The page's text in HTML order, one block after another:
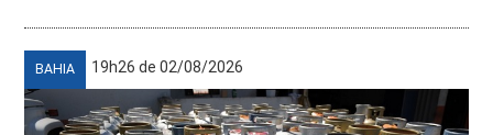
BAHIA 19h26 de 02/08/2026